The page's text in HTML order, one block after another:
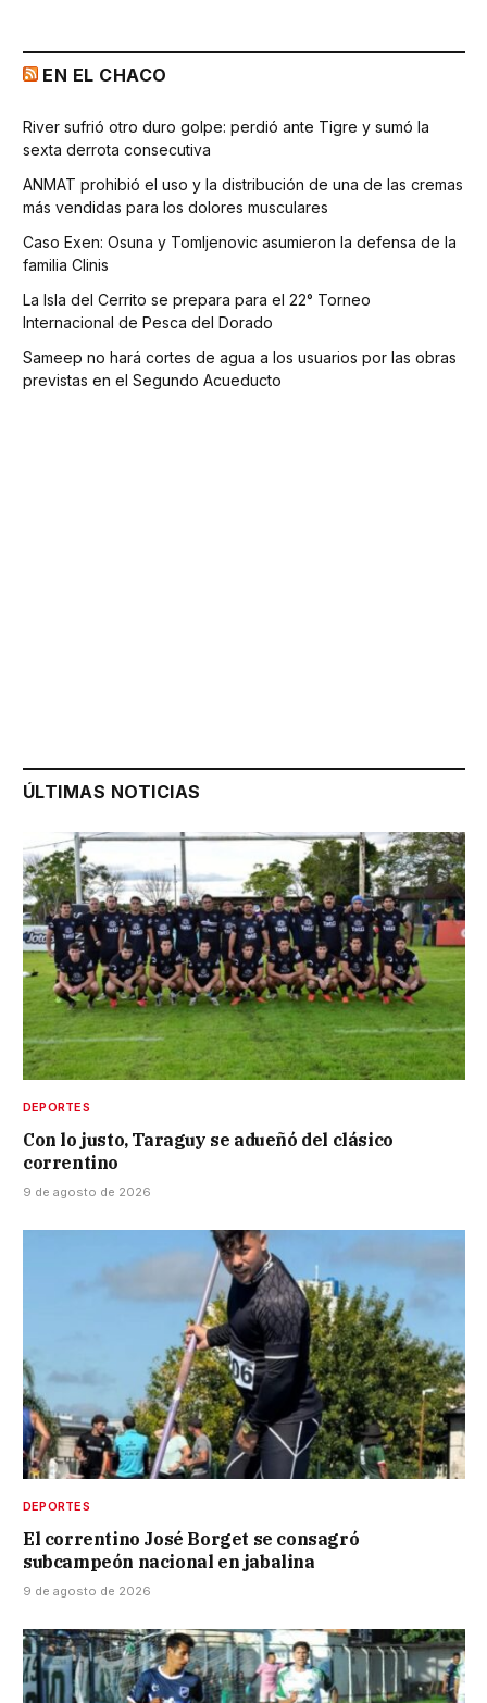
EN EL CHACO
River sufrió otro duro golpe: perdió ante Tigre y sumó la
sexta derrota consecutiva
ANMAT prohibió el uso y la distribución de una de las cremas
más vendidas para los dolores musculares
Caso Exen: Osuna y Tomljenovic asumieron la defensa de la
familia Clinis
La Isla del Cerrito se prepara para el 22° Torneo
Internacional de Pesca del Dorado
Sameep no hará cortes de agua a los usuarios por las obras
previstas en el Segundo Acueducto
ÚLTIMAS NOTICIAS
DEPORTES
Con lo justo, Taraguy se adueñó del clásico
correntino
9 de agosto de 2026
DEPORTES
El correntino José Borget se consagró
subcampeón nacional en jabalina
9 de agosto de 2026